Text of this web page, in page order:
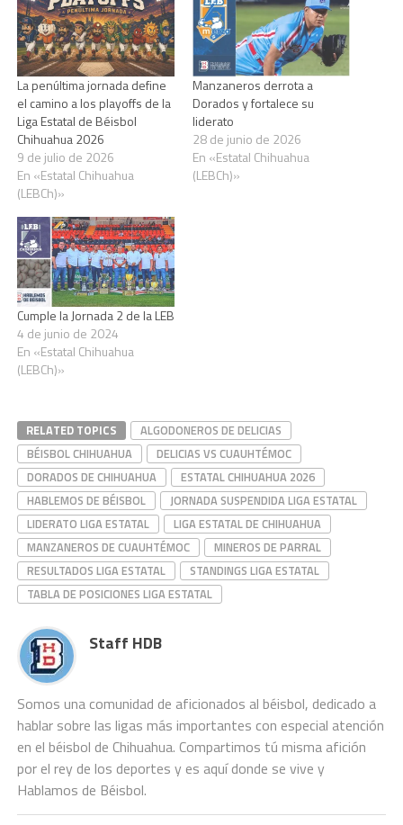
La penúltima jornada define
el camino a los playoffs de la
Liga Estatal de Béisbol
Chihuahua 2026
9 de julio de 2026
En «Estatal Chihuahua
(LEBCh)»
Manzaneros derrota a
Dorados y fortalece su
liderato
28 de junio de 2026
En «Estatal Chihuahua
(LEBCh)»
Cumple la Jornada 2 de la LEB
4 de junio de 2024
En «Estatal Chihuahua
(LEBCh)»
RELATED TOPICS
ALGODONEROS DE DELICIAS
BÉISBOL CHIHUAHUA
DELICIAS VS CUAUHTÉMOC
DORADOS DE CHIHUAHUA
ESTATAL CHIHUAHUA 2026
HABLEMOS DE BÉISBOL
JORNADA SUSPENDIDA LIGA ESTATAL
LIDERATO LIGA ESTATAL
LIGA ESTATAL DE CHIHUAHUA
MANZANEROS DE CUAUHTÉMOC
MINEROS DE PARRAL
RESULTADOS LIGA ESTATAL
STANDINGS LIGA ESTATAL
TABLA DE POSICIONES LIGA ESTATAL
Staff HDB
Somos una comunidad de aficionados al béisbol, dedicado a
hablar sobre las ligas más importantes con especial atención
en el béisbol de Chihuahua. Compartimos tú misma afición
por el rey de los deportes y es aquí donde se vive y
Hablamos de Béisbol.